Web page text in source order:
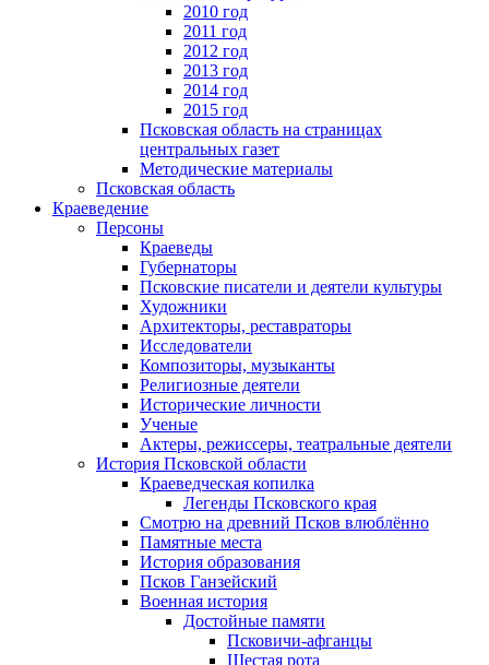
2010 год
2011 год
2012 год
2013 год
2014 год
2015 год
Псковская область на страницах
центральных газет
Методические материалы
Псковская область
Краеведение
Персоны
Краеведы
Губернаторы
Псковские писатели и деятели культуры
Художники
Архитекторы, реставраторы
Исследователи
Композиторы, музыканты
Религиозные деятели
Исторические личности
Ученые
Актеры, режиссеры, театральные деятели
История Псковской области
Краеведческая копилка
Легенды Псковского края
Смотрю на древний Псков влюблённо
Памятные места
История образования
Псков Ганзейский
Военная история
Достойные памяти
Псковичи-афганцы
Шестая рота